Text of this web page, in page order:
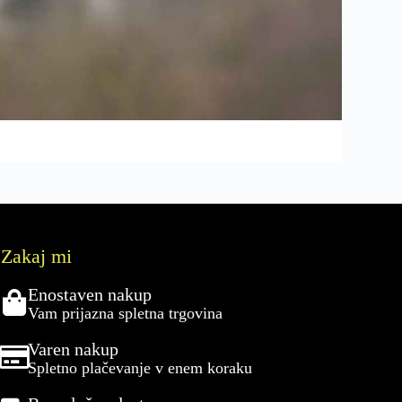
Zakaj mi
Enostaven nakup
Vam prijazna spletna trgovina
Varen nakup
Spletno plačevanje v enem koraku